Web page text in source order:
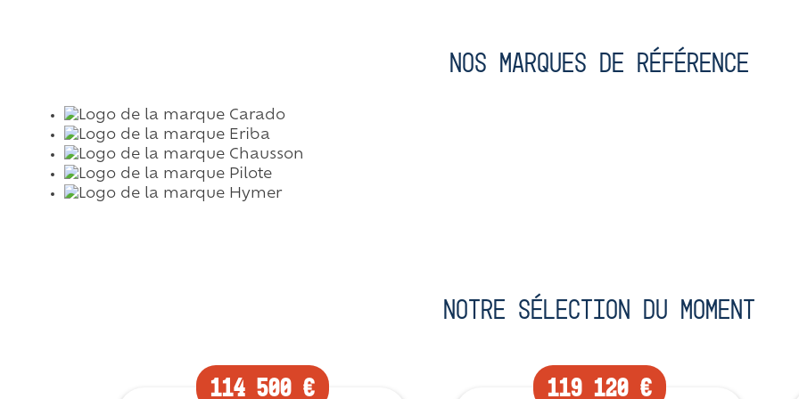
Nos marques de référence
Notre sélection du moment
114 500 € 119 120 €